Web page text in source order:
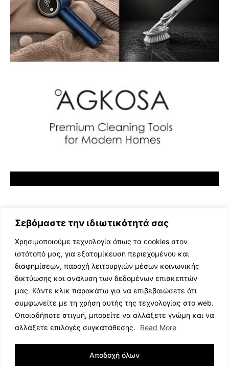
Σεβόμαστε την ιδιωτικότητά σας
Χρησιμοποιούμε τεχνολογία όπως τα cookies στον
ιστότοπό μας, για εξατομίκευση περιεχομένου και
διαφημίσεων, παροχή λειτουργιών μέσων κοινωνικής
δικτύωσης και ανάλυση των δεδομένων επισκεπτών
μας. Κάντε κλικ παρακάτω για να επιβεβαιώσετε ότι
συμφωνείτε με τη χρήση αυτής της τεχνολογίας στο web.
Οποιαδήποτε στιγμή, μπορείτε να αλλάξετε γνώμη και να
αλλάξετε επιλογές συγκατάθεσης.
Read More
Αποδοχή όλων
ΕΛΛΗΝΙΚΗ ΜΟΥΣΙΚΗ
TV SHOWS
EVENTS
ΘΕΑΤΡΟ
ΔΙΑΓΩΝΙΣΜΟΙ
STOA CULTURA